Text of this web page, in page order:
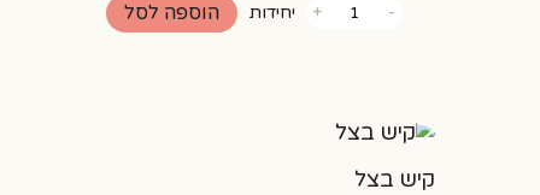
-של
+ יחידות הוספה לסל
קיש בצל